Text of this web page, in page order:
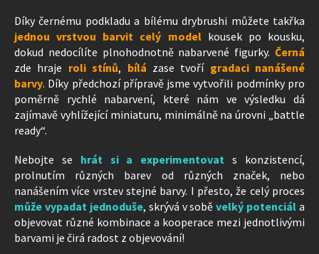
Díky černému podkladu a bílému drybrushi můžete takřka
jednou vrstvou barvit celý modelkousek po kousku,
dokud nedocílíte plnohodnotně nabarvené figurky. Černá
zde hraje roli stínů, bílá zase tvoří gradaci nanášené
barvy. Díky předchozí přípravě jsme vytvořili podmínky pro
poměrně rychlé nabarvení, které nám ve výsledku dá
zajímavě vyhlížející miniaturu, minimálně na úrovni „battle
ready“.
Nebojte se hrát si a experimentovat s konzistencí,
prolnutím různých barev od různých značek, nebo
nanášením více vrstev stejné barvy. I přesto, že celý proces
může vypadat jednoduše, skrývá v soběvelký potenciál a
objevovat různé kombinace a kooperace mezi jednotlivými
barvami je čirá radost z objevování!